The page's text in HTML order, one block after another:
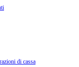
di cassa